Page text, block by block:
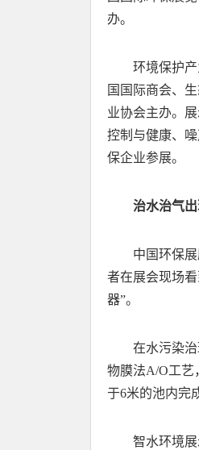
办。
环境保护
国国际商会、
业协会主办。
控制与健康、
保企业参展。
治水治气
中国环保
者在展会现场
器”。
在水污染
物膜法A/O工艺
于6米的池内完
智水环境